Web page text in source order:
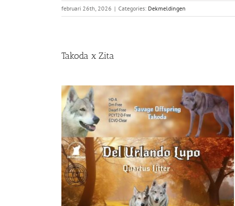
februari 26th, 2026 | Categories: Dekmeldingen
Takoda x Zita